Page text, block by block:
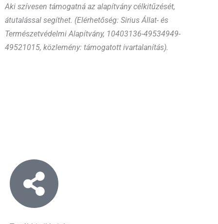
Aki szívesen támogatná az alapítvány célkitűzését,
átutalással segíthet. (Elérhetőség: Sirius Állat- és
Természetvédelmi Alapítvány, 10403136-49534949-
49521015, közlemény: támogatott ivartalanítás).